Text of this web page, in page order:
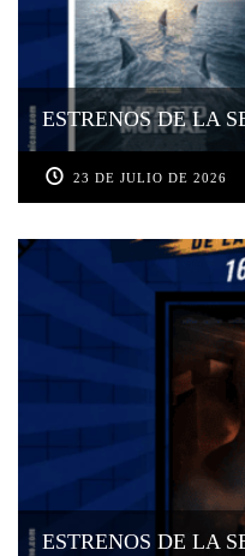
ESTRENOS DE LA
23 DE JULIO DE 2026
ESTRENOS DE LA